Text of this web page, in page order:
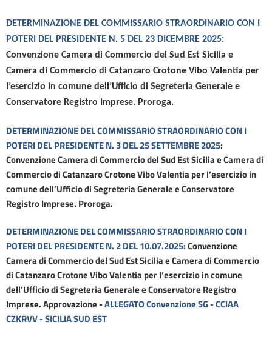
DETERMINAZIONE DEL COMMISSARIO STRAORDINARIO CON I
POTERI DEL PRESIDENTE N. 5 DEL 23 DICEMBRE 2025:
Convenzione Camera di Commercio del Sud Est Sicilia e
Camera di Commercio di Catanzaro Crotone Vibo Valentia per
l’esercizio in comune dell’Ufficio di Segreteria Generale e
Conservatore Registro Imprese. Proroga.
DETERMINAZIONE DEL COMMISSARIO STRAORDINARIO CON I
POTERI DEL PRESIDENTE N. 3 DEL 25 SETTEMBRE 2025:
Convenzione Camera di Commercio del Sud Est Sicilia e Camera di
Commercio di Catanzaro Crotone Vibo Valentia per l’esercizio in
comune dell’Ufficio di Segreteria Generale e Conservatore
Registro Imprese. Proroga.
DETERMINAZIONE DEL COMMISSARIO STRAORDINARIO CON I
POTERI DEL PRESIDENTE N. 2 DEL 10.07.2025: Convenzione
Camera di Commercio del Sud Est Sicilia e Camera di Commercio
di Catanzaro Crotone Vibo Valentia per l’esercizio in comune
dell’Ufficio di Segreteria Generale e Conservatore Registro
Imprese. Approvazione -ALLEGATO Convenzione SG - CCIAA
CZKRVV - SICILIA SUD EST